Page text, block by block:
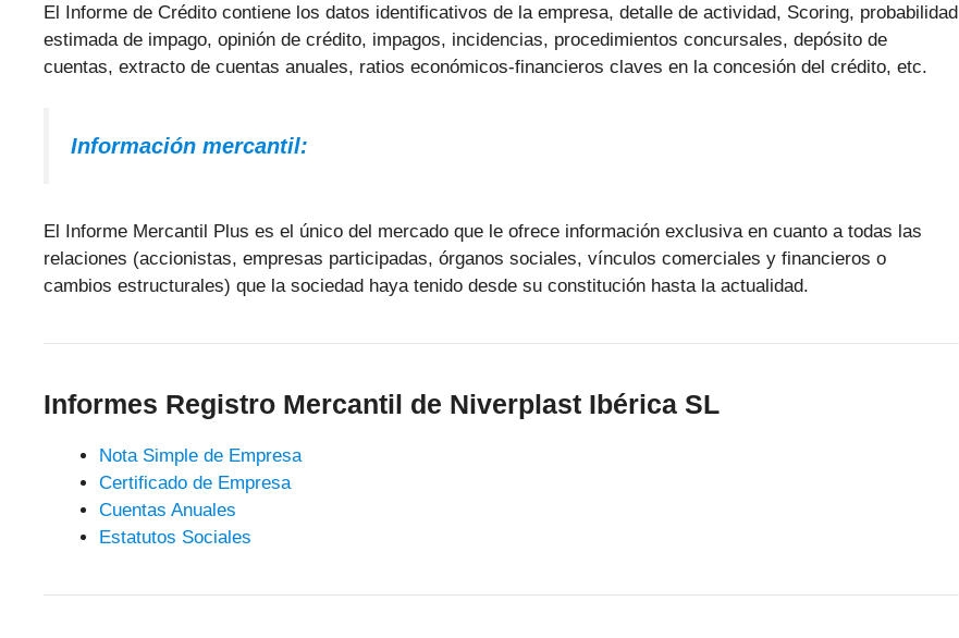
El Informe de Crédito contiene los datos identificativos de la empresa, detalle de actividad, Scoring, probabilidad
estimada de impago, opinión de crédito, impagos, incidencias, procedimientos concursales, depósito de
cuentas, extracto de cuentas anuales, ratios económicos-financieros claves en la concesión del crédito, etc.
Información mercantil:
El Informe Mercantil Plus es el único del mercado que le ofrece información exclusiva en cuanto a todas las
relaciones (accionistas, empresas participadas, órganos sociales, vínculos comerciales y financieros o
cambios estructurales) que la sociedad haya tenido desde su constitución hasta la actualidad.
Informes Registro Mercantil de Niverplast Ibérica SL
Nota Simple de Empresa
Certificado de Empresa
Cuentas Anuales
Estatutos Sociales